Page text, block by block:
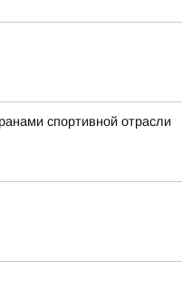
спортивной отрасли